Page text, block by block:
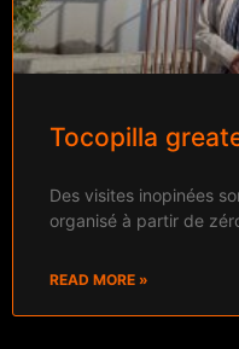
Tocopilla
Des visites inopinées
organisé à partir de
READ MORE »